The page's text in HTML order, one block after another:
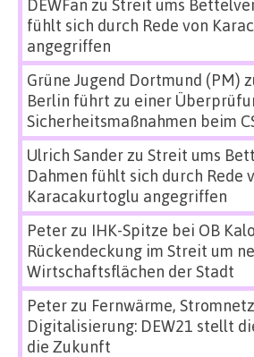
DEWFan zu Streit ums
fühlt sich durch Rede von
angegriffen
Grüne Jugend Dortmund (PM)
Berlin führt zu einer
Sicherheitsmaßnahmen beim
Ulrich Sanderzu Streit ums
Dahmen fühlt sich durch Rede
Karacakurtoglu angegriffen
Peterzu IHK-Spitze bei OB
Rückendeckung im Streit um
Wirtschaftsflächen der Stadt
Peterzu Fernwärme,
Digitalisierung: DEW21 stellt
die Zukunft